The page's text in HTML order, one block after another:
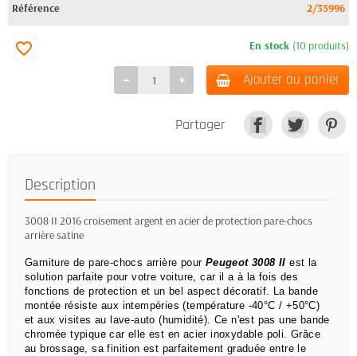
Référence 2/35996
En stock (10 produits)
Ajouter au panier
favorite_border
Partager
Description
3008 II 2016 croisement argent en acier de protection pare-chocs
arrière satine
Garniture de pare-chocs arrière pour Peugeot 3008 II est la
solution parfaite pour votre voiture, car il a à la fois des
fonctions de protection et un bel aspect décoratif. La bande
montée résiste aux intempéries (température -40°C / +50°C)
et aux visites au lave-auto (humidité). Ce n'est pas une bande
chromée typique car elle est en acier inoxydable poli. Grâce
au brossage, sa finition est parfaitement graduée entre le